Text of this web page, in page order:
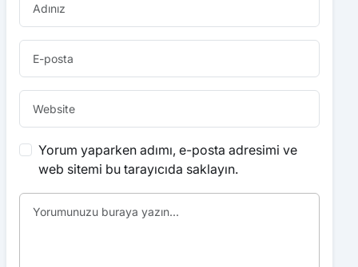
Yorum yaparken adımı, e-posta adresimi ve
web sitemi bu tarayıcıda saklayın.